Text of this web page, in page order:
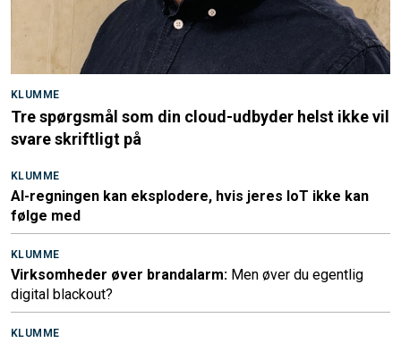
KLUMME
Tre spørgsmål som din cloud-udbyder helst ikke vil
svare skriftligt på
KLUMME
AI-regningen kan eksplodere, hvis jeres IoT ikke kan
følge med
KLUMME
Virksomheder øver brandalarm: Men øver du egentlig
digital blackout?
KLUMME